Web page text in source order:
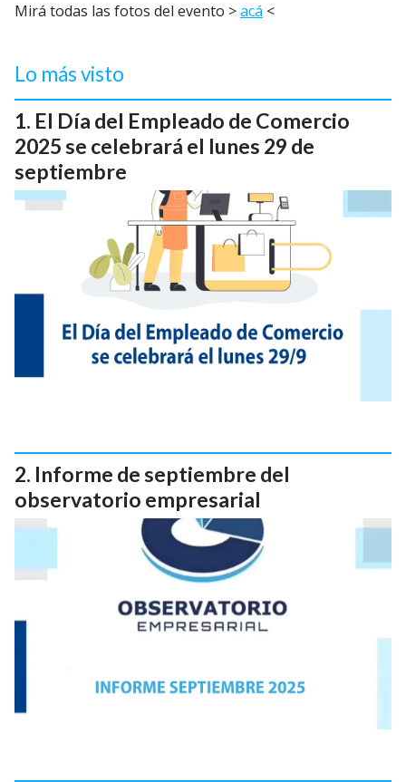
Mirá todas las fotos del evento >acá <
Lo más visto
El Día del Empleado de Comercio
2025 se celebrará el lunes 29 de
septiembre
Informe de septiembre del
observatorio empresarial